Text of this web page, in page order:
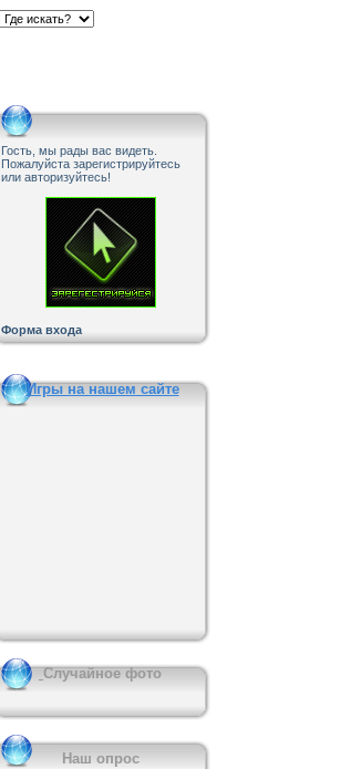
Гость, мы рады вас видеть.
Пожалуйста зарегистрируйтесь
или авторизуйтесь!
Форма входа
Игры на нашем сайте
Случайное фото
Наш опрос